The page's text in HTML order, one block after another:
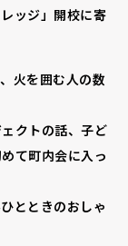
ッジ」開校に寄
火を囲む人の数
クトの話、子ど
て町内会に入っ
とときのおしゃ